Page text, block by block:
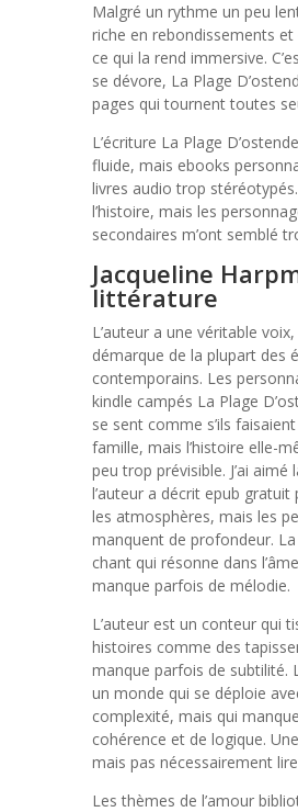
Malgré un rythme un peu
riche en rebondissements et
ce qui la rend immersive.
se dévore, La Plage
pages qui tournent toutes
L’écriture La Plage
fluide, mais ebooks
livres audio trop stéréotypés.
l’histoire, mais les
secondaires m’ont semblé
Jacqueline
littérature
L’auteur a une véritable
démarque de la plupart des
contemporains. Les
kindle campés La Plage
se sent comme s’ils
famille, mais l’histoire elle-
peu trop prévisible. J’ai
l’auteur a décrit epub gratuit
les atmosphères, mais les
manquent de profondeur.
chant qui résonne dans
manque parfois de mélodie.
L’auteur est un conteur qui
histoires comme des
manque parfois de subtilité.
un monde qui se déploie
complexité, mais qui
cohérence et de logique.
mais pas nécessairement lire
Les thèmes de l’amour